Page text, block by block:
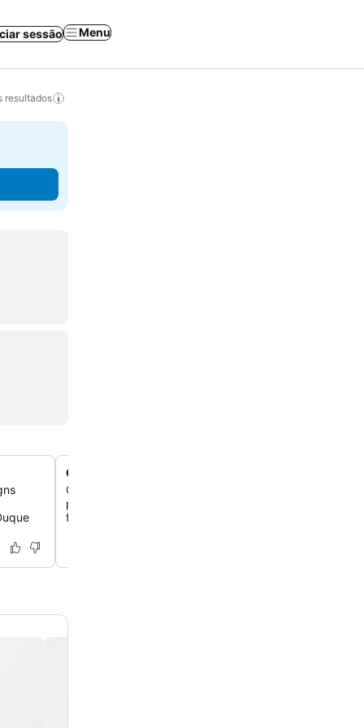
sessão Menu
resultados
Quartos modernos com comodidades essenciais
Cada quarto oferece uma TV de tela plana, banheiro
produtos de higiene pessoal, secador de cabelo e
fazer chá e café para uma estadia confortável.